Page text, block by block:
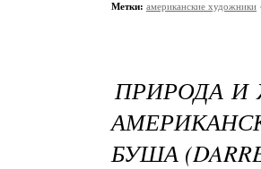
Метки: американские художники
ПРИРОДА И
БУША